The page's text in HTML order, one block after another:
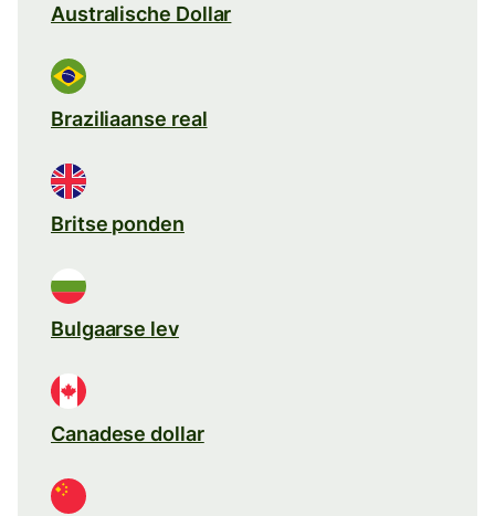
Australische Dollar
Braziliaanse real
Britse ponden
Bulgaarse lev
Canadese dollar